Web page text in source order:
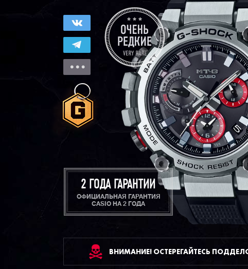
2 ГОДА ГАРАНТИИ
ОФИЦИАЛЬНАЯ ГАРАНТИЯ
CASIO НА 2 ГОДА
ВНИМАНИЕ! ОСТЕРЕГАЙТЕСЬ